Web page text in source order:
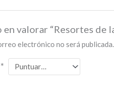
en valorar “Resortes de
electrónico no será publicada.
*